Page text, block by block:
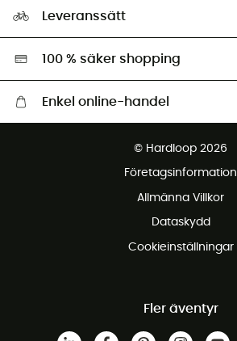
Ambassadörer
Miljöanpassat urval
Leveranssätt
100 % säker shopping
Enkel online-handel
Gratis retur inom 100 dagar
© Hardloop 2026
Företagsinformation
Allmänna Villkor
Dataskydd
Cookieinställningar
Fler äventyr